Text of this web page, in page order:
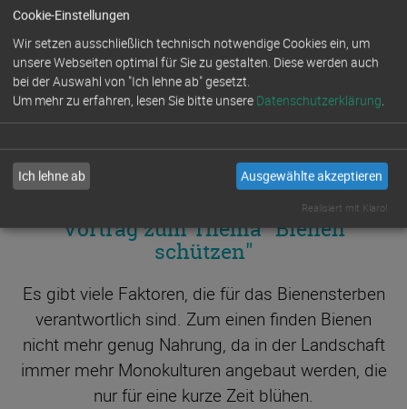
BIENENALLEE 17)
Vortrag zum Thema "Bienen
schützen"
Es gibt viele Faktoren, die für das Bienensterben
verantwortlich sind. Zum einen finden Bienen
nicht mehr genug Nahrung, da in der Landschaft
immer mehr Monokulturen angebaut werden, die
nur für eine kurze Zeit blühen.
Cookie-Einstellungen
Wir setzen ausschließlich technisch notwendige Cookies ein, um
unsere Webseiten optimal für Sie zu gestalten. Diese werden auch
bei der Auswahl von "Ich lehne ab" gesetzt.
Um mehr zu erfahren, lesen Sie bitte unsere Datenschutzerklärung.
Ich lehne ab Ausgewählte akzeptieren
Realisiert mit Klaro!